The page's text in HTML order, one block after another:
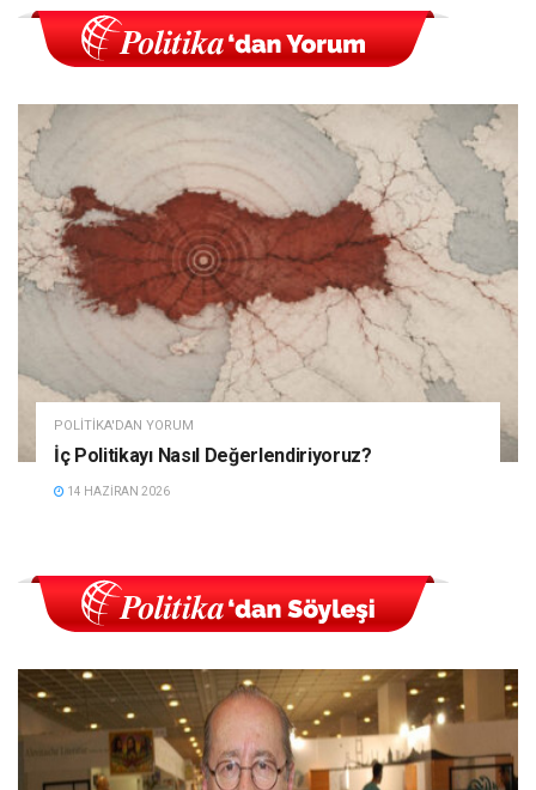
POLITIKA'DAN YORUM
İç Politikayı Nasıl Değerlendiriyoruz?
14 HAZIRAN 2026